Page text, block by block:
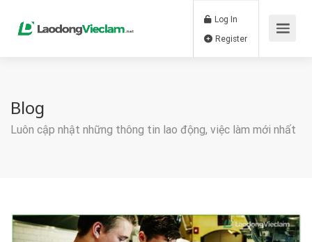
Log In
Blog
Luôn cập nhật những thông tin lao động, việc làm mới nhất